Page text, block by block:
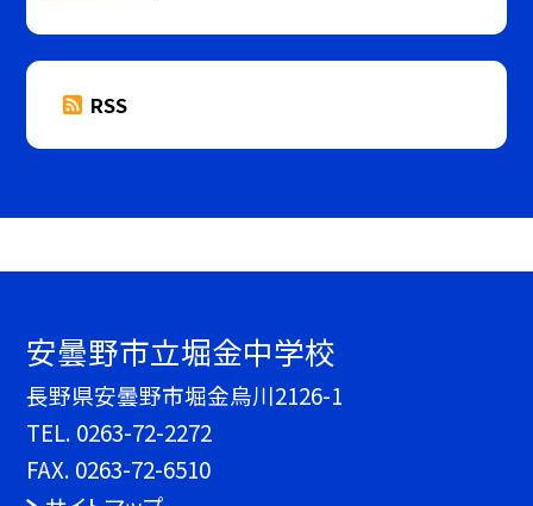
RSS
安曇野市立堀金中学校
長野県安曇野市堀金烏川2126-1
TEL. 0263-72-2272
FAX. 0263-72-6510